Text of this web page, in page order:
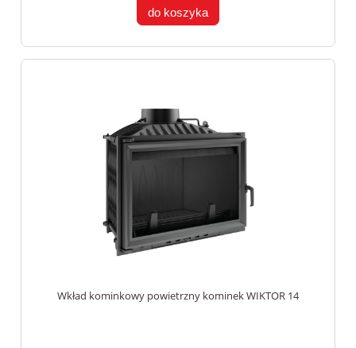
do koszyka
Wkład kominkowy powietrzny kominek WIKTOR 14